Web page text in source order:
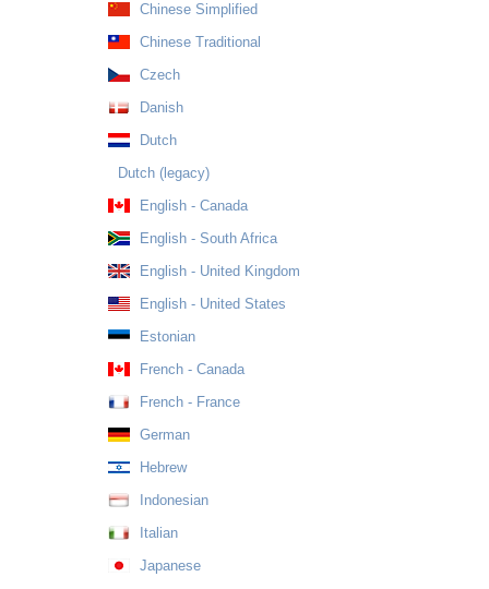
Chinese Simplified
Chinese Traditional
Czech
Danish
Dutch
Dutch (legacy)
English - Canada
English - South Africa
English - United Kingdom
English - United States
Estonian
French - Canada
French - France
German
Hebrew
Indonesian
Italian
Japanese